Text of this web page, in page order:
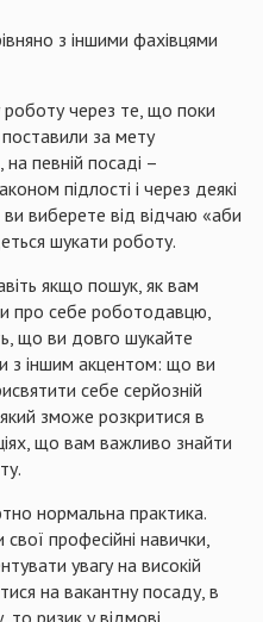
з іншими фахівцями
через те, що поки
за мету
певній посаді –
підлості і через деякі
ви виберете від відчаю «аби
шукати роботу.
якщо пошук, як вам
про себе роботодавцю,
що ви довго шукайте
з іншим акцентом: що ви
себе серйозній
який зможе розкритися в
що вам важливо знайти
нормальна практика.
професійні навички,
увагу на високій
на вакантну посаду, в
то ризик у відмові